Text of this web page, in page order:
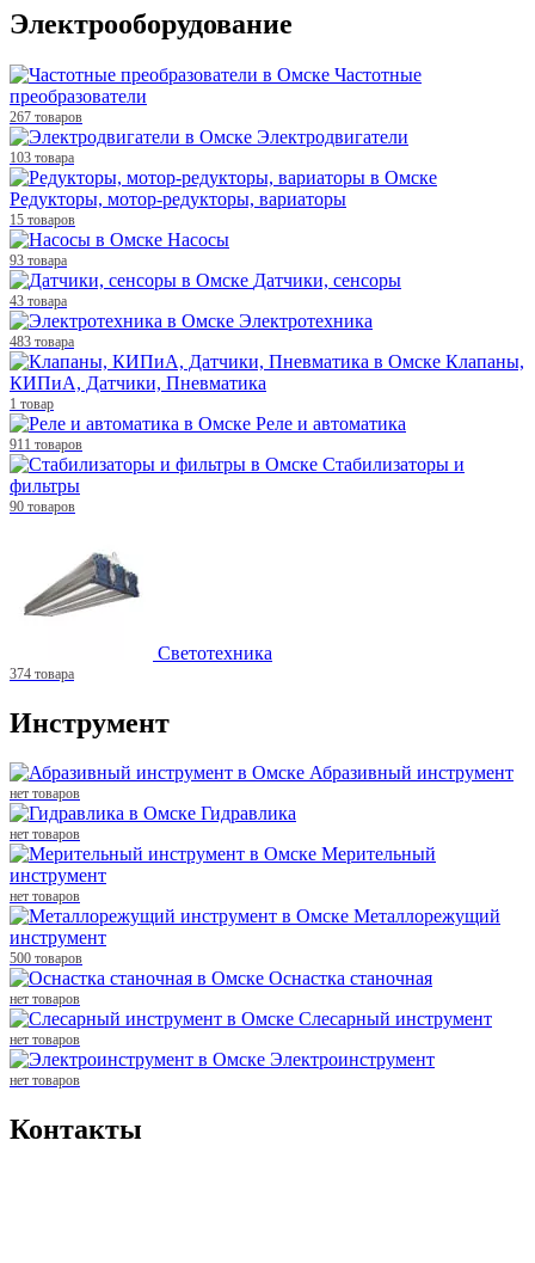
Электрооборудование
Частотные
преобразователи
267 товаров
Электродвигатели
103 товара
Редукторы, мотор-редукторы, вариаторы
15 товаров
Насосы
93 товара
Датчики, сенсоры
43 товара
Электротехника
483 товара
Клапаны,
КИПиА, Датчики, Пневматика
1 товар
Реле и автоматика
911 товаров
Стабилизаторы и
фильтры
90 товаров
Светотехника
374 товара
Инструмент
Абразивный инструмент
нет товаров
Гидравлика
нет товаров
Мерительный
инструмент
нет товаров
Металлорежущий
инструмент
500 товаров
Оснастка станочная
нет товаров
Слесарный инструмент
нет товаров
Электроинструмент
нет товаров
Контакты